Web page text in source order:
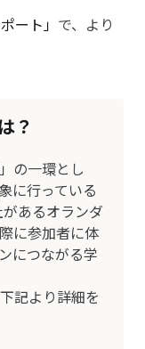
ート」 で、より
？
の一環とし
に行っている
あるオランダ
に参加者に体
につながる学
記より詳細を